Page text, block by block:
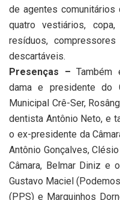
de agentes comunitários
quatro vestiários,
resíduos,
descartáveis.
Presenças – Também
dama e presidente do
Municipal Crê-Ser,
dentista Antônio Neto, e
o ex-presidente da
Antônio Gonçalves,
Câmara, Belmar Diniz e
Gustavo Maciel
(PPS) e Marquinhos